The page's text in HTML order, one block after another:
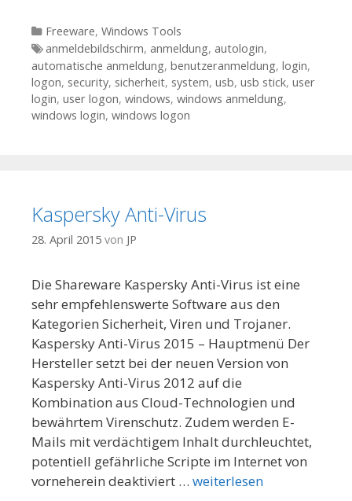
Kategorien
Freeware, Windows Tools
Tags
anmeldebildschirm, anmeldung, autologin,
automatische anmeldung, benutzeranmeldung, login,
logon, security, sicherheit, system, usb, usb stick, user
login, user logon, windows, windows anmeldung,
windows login, windows logon
Kaspersky Anti-Virus
28. April 2015 von JP
Die Shareware Kaspersky Anti-Virus ist eine
sehr empfehlenswerte Software aus den
Kategorien Sicherheit, Viren und Trojaner.
Kaspersky Anti-Virus 2015 – Hauptmenü Der
Hersteller setzt bei der neuen Version von
Kaspersky Anti-Virus 2012 auf die
Kombination aus Cloud-Technologien und
bewährtem Virenschutz. Zudem werden E-
Mails mit verdächtigem Inhalt durchleuchtet,
potentiell gefährliche Scripte im Internet von
vorneherein deaktiviert … weiterlesen